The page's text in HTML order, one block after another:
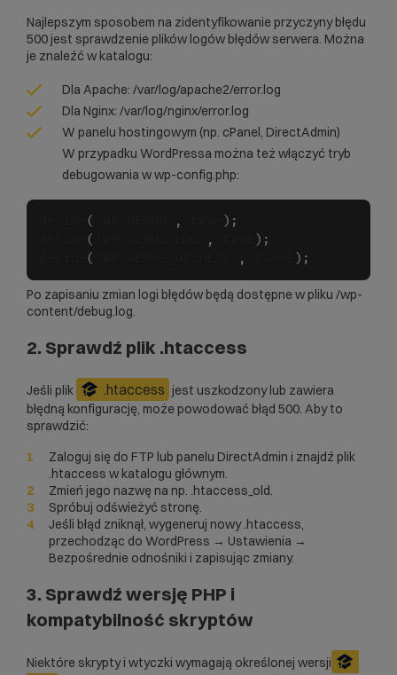
Najlepszym sposobem na zidentyfikowanie przyczyny błędu
500 jest sprawdzenie plików logów błędów serwera. Można
je znaleźć w katalogu:
Dla Apache: /var/log/apache2/error.log
Dla Nginx: /var/log/nginx/error.log
W panelu hostingowym (np. cPanel, DirectAdmin)
W przypadku WordPressa można też włączyć tryb
debugowania w wp-config.php:
( , ) ;
( , ) ;
( , ) ;
Po zapisaniu zmian logi błędów będą dostępne w pliku /wp-
content/debug.log.
2. Sprawdź plik .htaccess
Jeśli plik .htaccess jest uszkodzony lub zawiera
błędną konfigurację, może powodować błąd 500. Aby to
sprawdzić:
Zaloguj się do FTP lub panelu DirectAdmin i znajdź plik
.htaccess w katalogu głównym.
Zmień jego nazwę na np. .htaccess_old.
Spróbuj odświeżyć stronę.
Jeśli błąd zniknął, wygeneruj nowy .htaccess,
przechodząc do WordPress → Ustawienia →
Bezpośrednie odnośniki i zapisując zmiany.
3. Sprawdź wersję PHP i
kompatybilność skryptów
Niektóre skrypty i wtyczki wymagają określonej wersji